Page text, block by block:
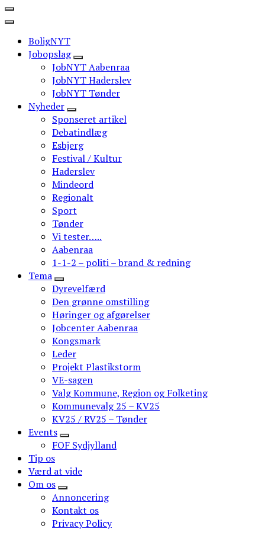
BoligNYT
Jobopslag
JobNYT Aabenraa
JobNYT Haderslev
JobNYT Tønder
Nyheder
Sponseret artikel
Debatindlæg
Esbjerg
Festival / Kultur
Haderslev
Mindeord
Regionalt
Sport
Tønder
Vi tester…..
Aabenraa
1-1-2 – politi – brand & redning
Tema
Dyrevelfærd
Den grønne omstilling
Høringer og afgørelser
Jobcenter Aabenraa
Kongsmark
Leder
Projekt Plastikstorm
VE-sagen
Valg Kommune, Region og Folketing
Kommunevalg 25 – KV25
KV25 / RV25 – Tønder
Events
FOF Sydjylland
Tip os
Værd at vide
Om os
Annoncering
Kontakt os
Privacy Policy